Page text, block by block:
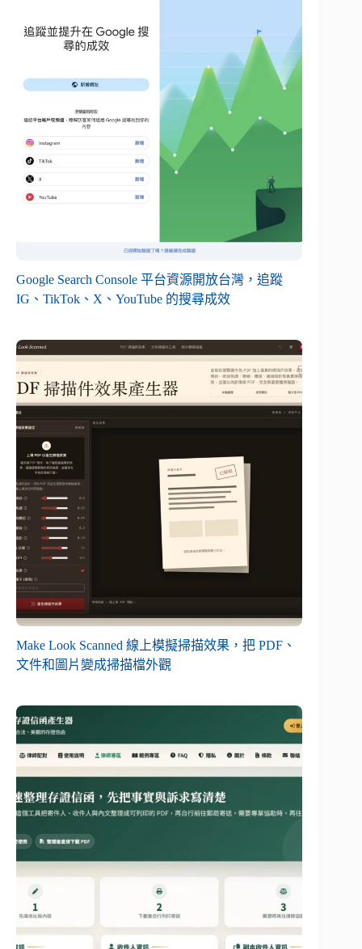
Google Search Console 平台資源開放台灣，追蹤
IG、TikTok、X、YouTube 的搜尋成效
Make Look Scanned 線上模擬掃描效果，把 PDF、
文件和圖片變成掃描檔外觀